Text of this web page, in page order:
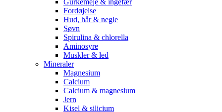
Gurkemeje & ingefær
Fordøjelse
Hud, hår & negle
Søvn
Spirulina & chlorella
Aminosyre
Muskler & led
Mineraler
Magnesium
Calcium
Calcium & magnesium
Jern
Kisel & silicium